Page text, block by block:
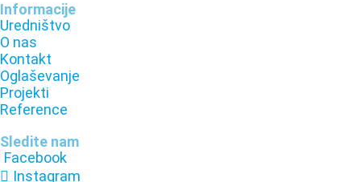
Informacije
Uredništvo
O nas
Kontakt
Oglaševanje
Projekti
Reference
Sledite nam
Facebook
Instagram